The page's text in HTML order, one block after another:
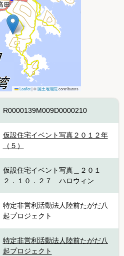
Leaflet |©国土地理院contributors
R0000139M009D0000210
仮設住宅イベント写真２０１２年
（５）
仮設住宅イベント写真＿２０１
２．１０．２７ ハロウィン
特定非営利活動法人陸前たがだ八
起プロジェクト
特定非営利活動法人陸前たがだ八
起プロジェクト